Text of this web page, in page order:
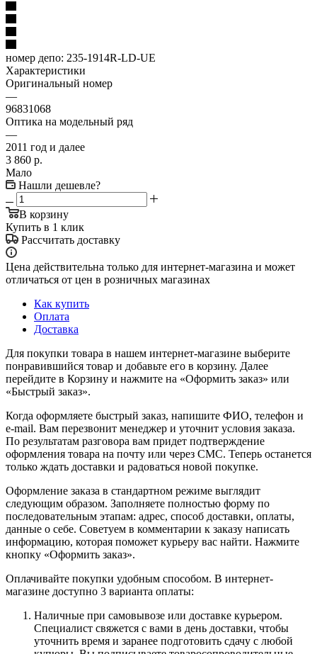
номер депо: 235-1914R-LD-UE
Характеристики
Оригинальный номер
—
96831068
Оптика на модельный ряд
—
2011 год и далее
3 860 р.
Мало
Нашли дешевле?
В корзину
Купить в 1 клик
Рассчитать доставку
Цена действительна только для интернет-магазина и может
отличаться от цен в розничных магазинах
Как купить
Оплата
Доставка
Для покупки товара в нашем интернет-магазине выберите
понравившийся товар и добавьте его в корзину. Далее
перейдите в Корзину и нажмите на «Оформить заказ» или
«Быстрый заказ».
Когда оформляете быстрый заказ, напишите ФИО, телефон и
e-mail. Вам перезвонит менеджер и уточнит условия заказа.
По результатам разговора вам придет подтверждение
оформления товара на почту или через СМС. Теперь останется
только ждать доставки и радоваться новой покупке.
Оформление заказа в стандартном режиме выглядит
следующим образом. Заполняете полностью форму по
последовательным этапам: адрес, способ доставки, оплаты,
данные о себе. Советуем в комментарии к заказу написать
информацию, которая поможет курьеру вас найти. Нажмите
кнопку «Оформить заказ».
Оплачивайте покупки удобным способом. В интернет-
магазине доступно 3 варианта оплаты:
Наличные при самовывозе или доставке курьером.
Специалист свяжется с вами в день доставки, чтобы
уточнить время и заранее подготовить сдачу с любой